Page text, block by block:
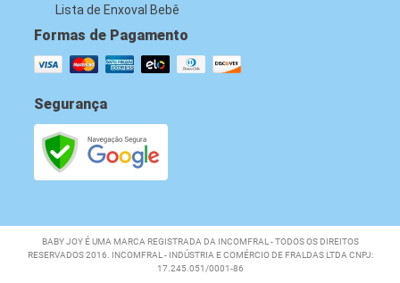
Lista de Enxoval Bebê
Formas de Pagamento
Segurança
BABY JOY É UMA MARCA REGISTRADA DA INCOMFRAL - TODOS OS DIREITOS
RESERVADOS 2016. INCOMFRAL - INDÚSTRIA E COMÉRCIO DE FRALDAS LTDA CNPJ:
17.245.051/0001-86